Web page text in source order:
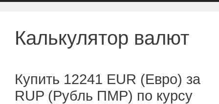
Калькулятор валют
Купить 12241 EUR (Евро) за
RUP (Рубль ПМР) по курсу